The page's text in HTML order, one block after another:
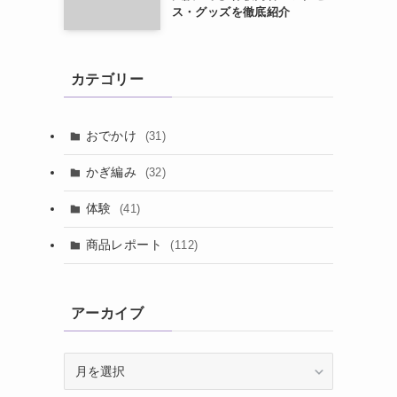
ス・グッズを徹底紹介
カテゴリー
おでかけ (31)
かぎ編み (32)
体験 (41)
商品レポート (112)
アーカイブ